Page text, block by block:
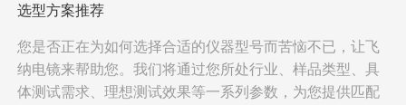
选型方案推荐
您是否正在为如何选择合适的仪器型号而苦恼不已，让飞
纳电镜来帮助您。我们将通过您所处行业、样品类型、具
体测试需求、理想测试效果等一系列参数，为您提供匹配